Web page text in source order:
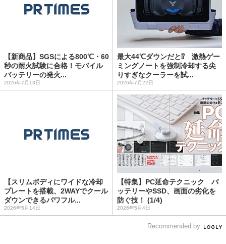
【新商品】SGSによる800℃・60
秒の耐火試験に合格！モバイル
バッテリーの発火...
2026年7月13日
最大44℃ダウンだと⁉ 激熱ゲー
ミングノートを強制冷却する尖
りすぎなクーラーを試...
2026年7月22日
【スリムボディにワイドな冷却
プレートを搭載、2WAYでクール
ダウンできるパワフル...
2026年5月14日
【特集】PC延命テクニック バ
ッテリーやSSD、画面の劣化を
防ぐ技！ (1/4)
2026年5月4日
Recommended by